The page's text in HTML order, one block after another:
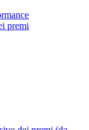
premi